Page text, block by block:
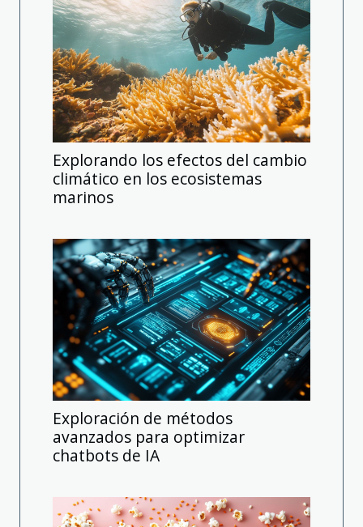
Explorando los efectos del cambio
climático en los ecosistemas
marinos
Exploración de métodos
avanzados para optimizar
chatbots de IA